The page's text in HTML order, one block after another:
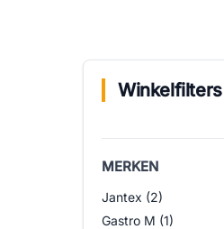
Winkelfilters
MERKEN
Jantex (2)
Gastro M (1)